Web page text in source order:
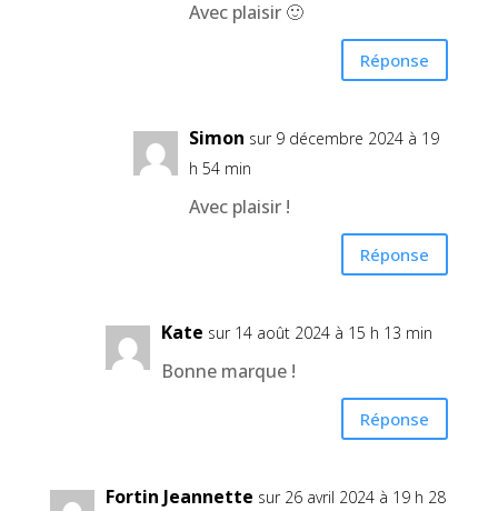
Avec plaisir 🙂
Réponse
Simon sur 9 décembre 2024 à 19
h 54 min
Avec plaisir !
Réponse
Kate sur 14 août 2024 à 15 h 13 min
Bonne marque !
Réponse
Fortin Jeannette sur 26 avril 2024 à 19 h 28